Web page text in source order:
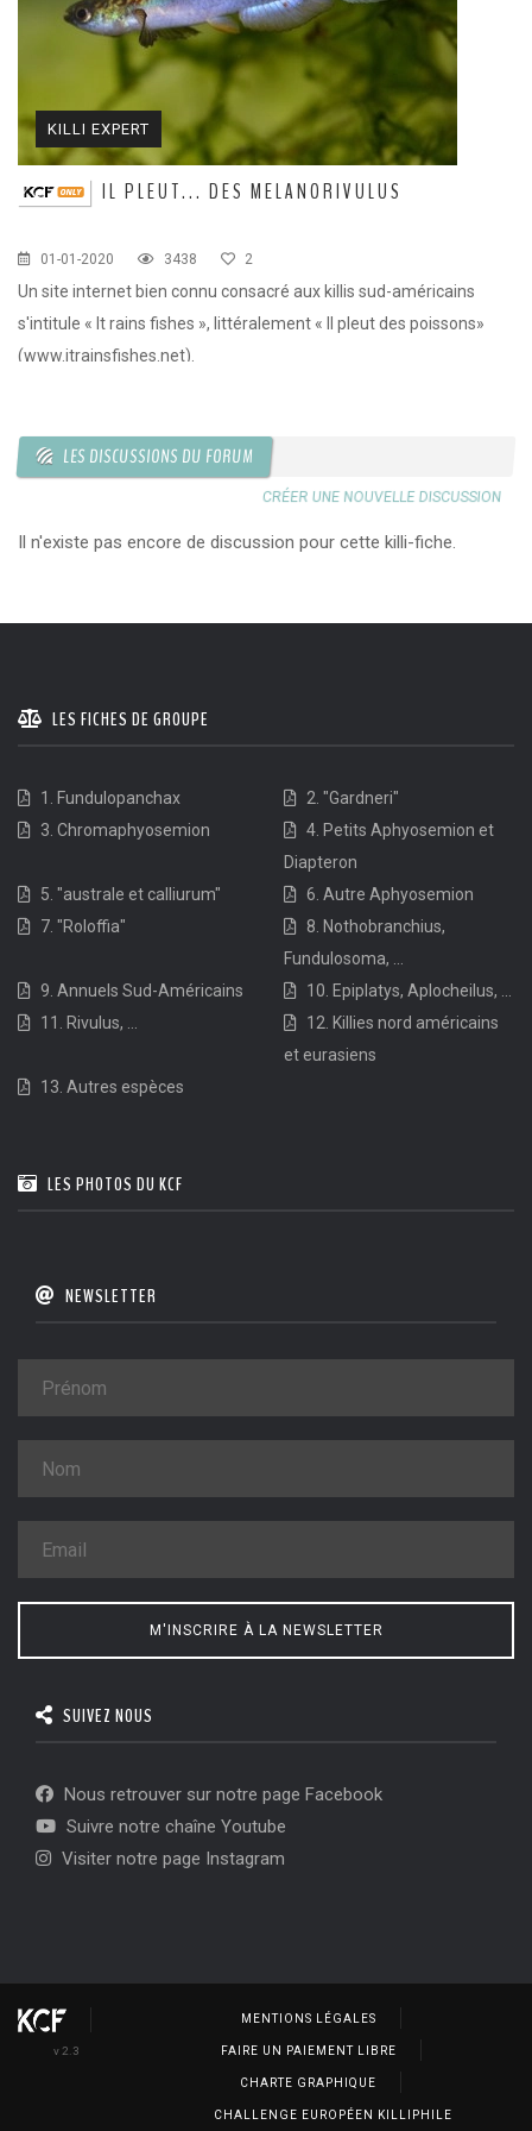
KILLI EXPERT
IL PLEUT... DES MELANORIVULUS
01-01-2020 3438 2
Un site internet bien connu consacré aux killis sud-américains
s'intitule « It rains fishes », littéralement « Il pleut des poissons»
(www.itrainsfishes.net).
LES DISCUSSIONS DU FORUM
CRÉER UNE NOUVELLE DISCUSSION
Il n'existe pas encore de discussion pour cette killi-fiche.
LES FICHES DE GROUPE
1. Fundulopanchax
2. "Gardneri"
3. Chromaphyosemion
4. Petits Aphyosemion et
Diapteron
5. "australe et calliurum"
6. Autre Aphyosemion
7. "Roloffia"
8. Nothobranchius,
Fundulosoma, ...
9. Annuels Sud-Américains
10. Epiplatys, Aplocheilus, ...
11. Rivulus, ...
12. Killies nord américains
et eurasiens
13. Autres espèces
LES PHOTOS DU KCF
NEWSLETTER
M'INSCRIRE À LA NEWSLETTER
SUIVEZ NOUS
Nous retrouver sur notre page Facebook
Suivre notre chaîne Youtube
Visiter notre page Instagram
v 2.3
MENTIONS LÉGALES
FAIRE UN PAIEMENT LIBRE
CHARTE GRAPHIQUE
CHALLENGE EUROPÉEN KILLIPHILE